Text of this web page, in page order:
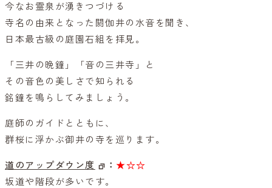
今なお霊泉が湧きつづける
寺名の由来となった閼伽井の水音を聞き、
日本最古級の庭園石組を拝見。
「三井の晩鐘」「音の三井寺」と
その音色の美しさで知られる
銘鐘を鳴らしてみましょう。
庭師のガイドとともに、
群桜に浮かぶ御井の寺を巡ります。
道のアップダウン度 ： ★☆☆
坂道や階段が多いです。